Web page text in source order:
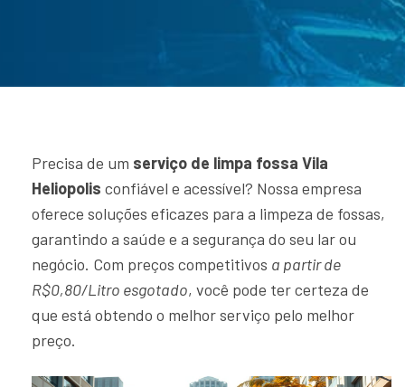
Precisa de um serviço de limpa fossa Vila
Heliopolis confiável e acessível? Nossa empresa
oferece soluções eficazes para a limpeza de fossas,
garantindo a saúde e a segurança do seu lar ou
negócio. Com preços competitivos a partir de
R$0,80/Litro esgotado, você pode ter certeza de
que está obtendo o melhor serviço pelo melhor
preço.